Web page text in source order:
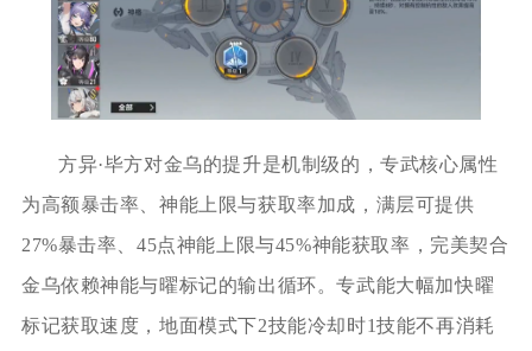
方异·毕方对金乌的提升是机制级的，专武核心属性
为高额暴击率、神能上限与获取率加成，满层可提供
27%暴击率、45点神能上限与45%神能获取率，完美契合
金乌依赖神能与曜标记的输出循环。专武能大幅加快曜
标记获取速度，地面模式下2技能冷却时1技能不再消耗